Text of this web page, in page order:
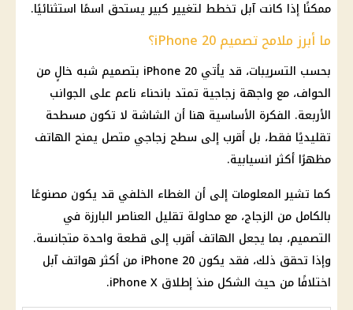
ممكنًا إذا كانت آبل تخطط لتغيير كبير يستحق اسمًا استثنائيًا.
ما أبرز ملامح تصميم iPhone 20؟
بحسب التسريبات، قد يأتي iPhone 20 بتصميم شبه خالٍ من
الحواف، مع واجهة زجاجية تمتد بانحناء ناعم على الجوانب
الأربعة. الفكرة الأساسية هنا أن الشاشة لا تكون مسطحة
تقليديًا فقط، بل أقرب إلى سطح زجاجي متصل يمنح الهاتف
مظهرًا أكثر انسيابية.
كما تشير المعلومات إلى أن الغطاء الخلفي قد يكون مصنوعًا
بالكامل من الزجاج، مع محاولة تقليل العناصر البارزة في
التصميم، بما يجعل الهاتف أقرب إلى قطعة واحدة متجانسة.
وإذا تحقق ذلك، فقد يكون iPhone 20 من أكثر هواتف آبل
اختلافًا من حيث الشكل منذ إطلاق iPhone X.